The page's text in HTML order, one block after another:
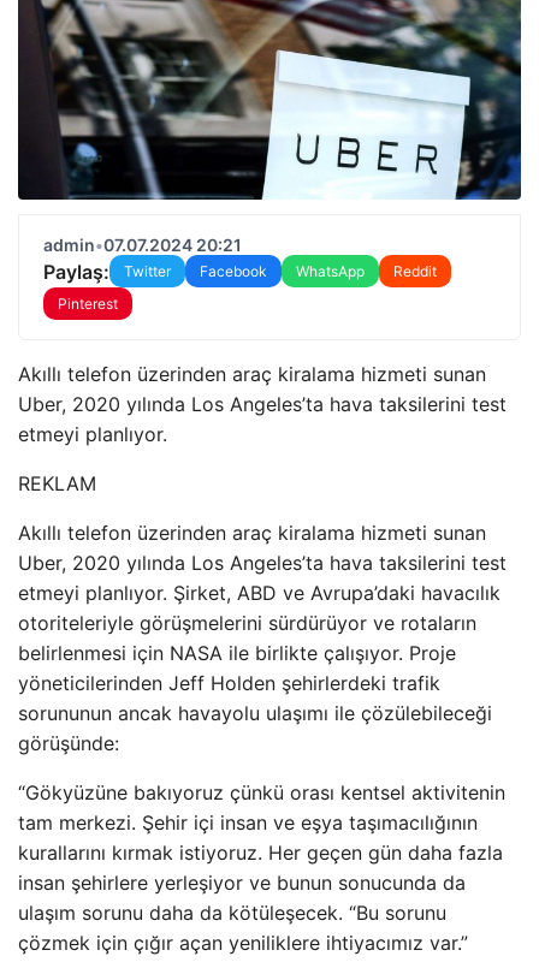
admin•07.07.2024 20:21
Paylaş: Twitter Facebook WhatsApp
Reddit
Pinterest
Akıllı telefon üzerinden araç kiralama hizmeti sunan
Uber, 2020 yılında Los Angeles’ta hava taksilerini test
etmeyi planlıyor.
REKLAM
Akıllı telefon üzerinden araç kiralama hizmeti sunan
Uber, 2020 yılında Los Angeles’ta hava taksilerini test
etmeyi planlıyor. Şirket, ABD ve Avrupa’daki havacılık
otoriteleriyle görüşmelerini sürdürüyor ve rotaların
belirlenmesi için NASA ile birlikte çalışıyor. Proje
yöneticilerinden Jeff Holden şehirlerdeki trafik
sorununun ancak havayolu ulaşımı ile çözülebileceği
görüşünde:
“Gökyüzüne bakıyoruz çünkü orası kentsel aktivitenin
tam merkezi. Şehir içi insan ve eşya taşımacılığının
kurallarını kırmak istiyoruz. Her geçen gün daha fazla
insan şehirlere yerleşiyor ve bunun sonucunda da
ulaşım sorunu daha da kötüleşecek. “Bu sorunu
çözmek için çığır açan yeniliklere ihtiyacımız var.”